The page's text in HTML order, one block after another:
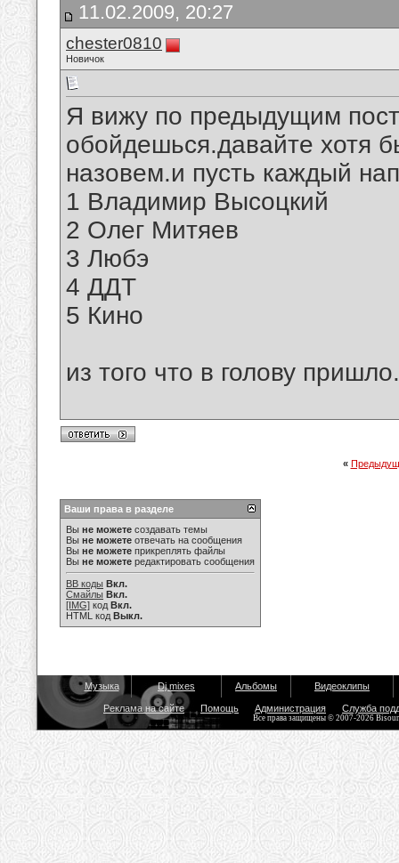
11.02.2009, 20:27
chester0810
Новичок
Я вижу по предыдущим
обойдешься.давайте хотя
назовем.и пусть каждый
1 Владимир Высоцкий
2 Олег Митяев
3 Любэ
4 ДДТ
5 Кино
из того что в голову
«
Ваши права в разделе
Вы не можете создавать темы
Вы не можете отвечать на сообщения
Вы не можете прикреплять файлы
Вы не можете редактировать сообщения
BB коды Вкл.
Смайлы Вкл.
[IMG] код Вкл.
HTML код Выкл.
Музыка Dj mixes Альбомы Видеоклипы
Реклама на сайте Помощь Администрация Служба
Все права защищены © 2007-2026